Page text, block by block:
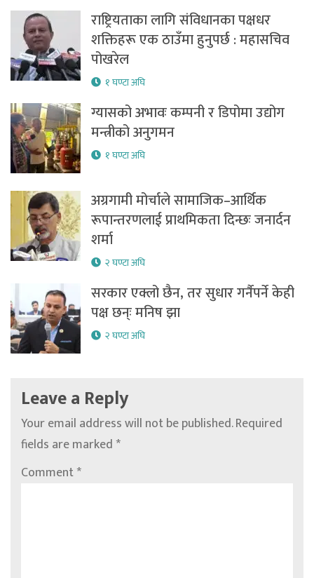
राष्ट्रियताका लागि संविधानका पक्षधर
शक्तिहरू एक ठाउँमा हुनुपर्छ : महासचिव
पोखरेल
१ घण्टा अघि
ग्यासको अभावः कम्पनी र डिपोमा उद्योग
मन्त्रीको अनुगमन
१ घण्टा अघि
अग्रगामी मोर्चाले सामाजिक–आर्थिक
रूपान्तरणलाई प्राथमिकता दिन्छः जनार्दन
शर्मा
२ घण्टा अघि
सरकार एक्लो छैन, तर सुधार गर्नैपर्ने केही
पक्ष छन्ः मनिष झा
२ घण्टा अघि
Leave a Reply
Your email address will not be published.Required
fields are marked*
Comment*